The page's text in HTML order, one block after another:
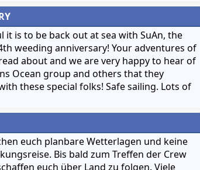
is to be back out at sea with SuAn, the
weeding anniversary! Your adventures of
about and we are very happy to hear of
Ocean group and others that they
these special folks! Safe sailing. Lots of
euch planbare Wetterlagen und keine
Bis bald zum Treffen der Crew
euch über Land zu folgen. Viele